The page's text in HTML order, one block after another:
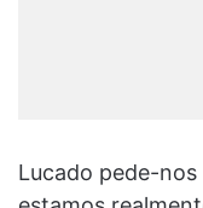
Lucado pede-